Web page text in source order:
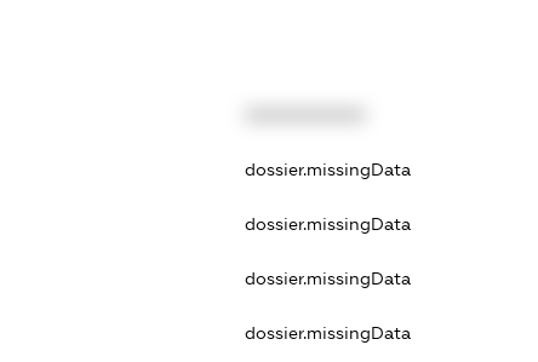
dossier.missingData
dossier.missingData
dossier.missingData
dossier.missingData